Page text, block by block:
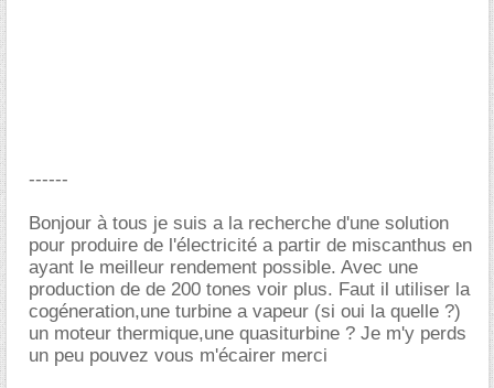
------
Bonjour à tous je suis a la recherche d'une solution
pour produire de l'électricité a partir de miscanthus en
ayant le meilleur rendement possible. Avec une
production de de 200 tones voir plus. Faut il utiliser la
cogéneration,une turbine a vapeur (si oui la quelle ?)
un moteur thermique,une quasiturbine ? Je m'y perds
un peu pouvez vous m'écairer merci